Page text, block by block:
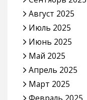
Август 2025
Июль 2025
Июнь 2025
Май 2025
Апрель 2025
Март 2025